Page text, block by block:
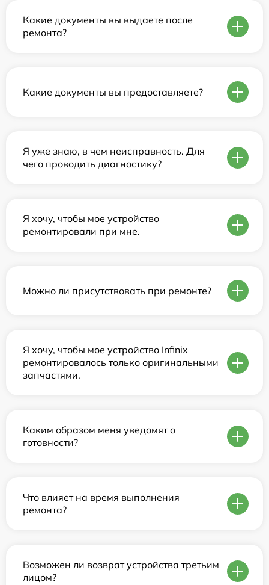
Какие документы вы выдаете после
ремонта?
Какие документы вы предоставляете?
Я уже знаю, в чем неисправность. Для
чего проводить диагностику?
Я хочу, чтобы мое устройство
ремонтировали при мне.
Можно ли присутствовать при ремонте?
Я хочу, чтобы мое устройство Infinix
ремонтировалось только оригинальными
запчастями.
Каким образом меня уведомят о
готовности?
Что влияет на время выполнения
ремонта?
Возможен ли возврат устройства третьим
лицом?